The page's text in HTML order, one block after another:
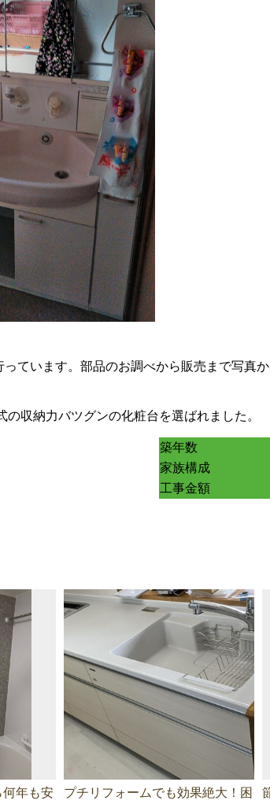
ています。部品のお調べから販売まで写真
収納力バツグンの化粧台を選ばれました。
築年数
家族構成
工事金額
何年も安
プチリフォームでも効果絶大！困